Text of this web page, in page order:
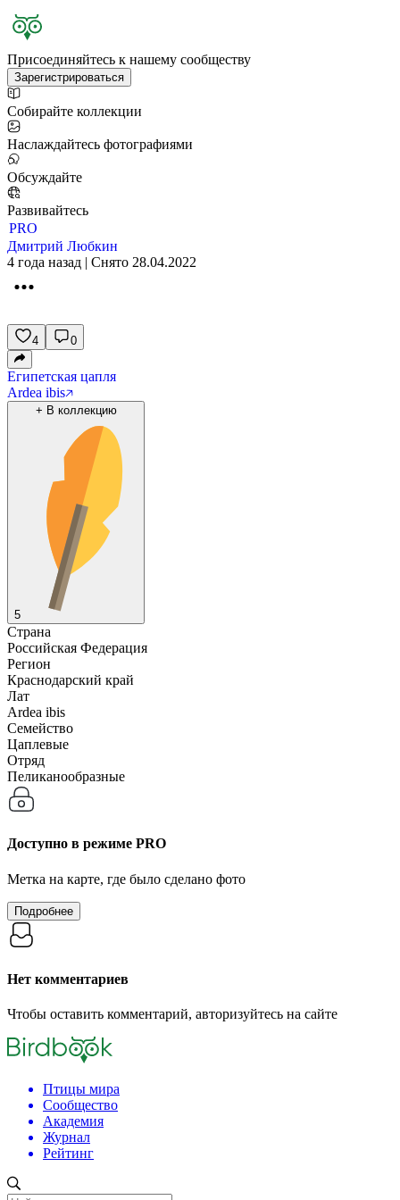
Присоединяйтесь к нашему сообществу
Зарегистрироваться
Собирайте коллекции
Наслаждайтесь фотографиями
Обсуждайте
Развивайтесь
PRO
Дмитрий Любкин
4 года назад | Снято 28.04.2022
4 0
Египетская цапля
Ardea ibis
+ В коллекцию
5
Страна
Российская Федерация
Регион
Краснодарский край
Лат
Ardea ibis
Семейство
Цаплевые
Отряд
Пеликанообразные
Доступно в режиме PRO
Метка на карте, где было сделано фото
Подробнее
Нет комментариев
Чтобы оставить комментарий, авторизуйтесь на сайте
Птицы мира
Сообщество
Академия
Журнал
Рейтинг